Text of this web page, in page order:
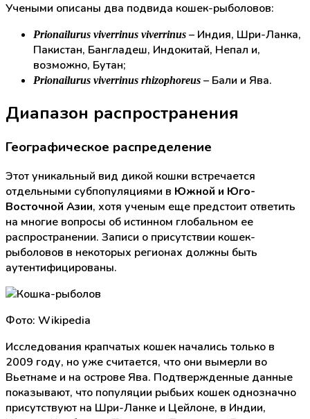
Учеными описаны два подвида кошек-рыболовов:
Prionailurus viverrinus viverrinus – Индия, Шри-Ланка,
Пакистан, Бангладеш, Индокитай, Непал и,
возможно, Бутан;
Prionailurus viverrinus rhizophoreus – Бали и Ява.
Диапазон распространения
Географическое распределение
Этот уникальный вид дикой кошки встречается
отдельными субпопуляциями в Южной и Юго-
Восточной Азии, хотя ученым еще предстоит ответить
на многие вопросы об истинном глобальном ее
распространении. Записи о присутствии кошек-
рыболовов в некоторых регионах должны быть
аутентифицированы.
Фото: Wikipedia
Исследования крапчатых кошек начались только в
2009 году, но уже считается, что они вымерли во
Вьетнаме и на острове Ява. Подтвержденные данные
показывают, что популяции рыбьих кошек однозначно
присутствуют на Шри-Ланке и Цейлоне, в Индии,